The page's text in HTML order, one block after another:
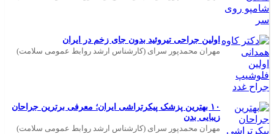
اولین جراحی تیروئید بدون جای زخم در ایران
مهران محمدپور سرای (کارشناس ارشد روابط عمومی سلامت)
۱۰ بهترین پزشک پیکرتراشی ایران؛ معرفی برترین جراحان
زیبایی بدن
مهران محمدپور سرای (کارشناس ارشد روابط عمومی سلامت)